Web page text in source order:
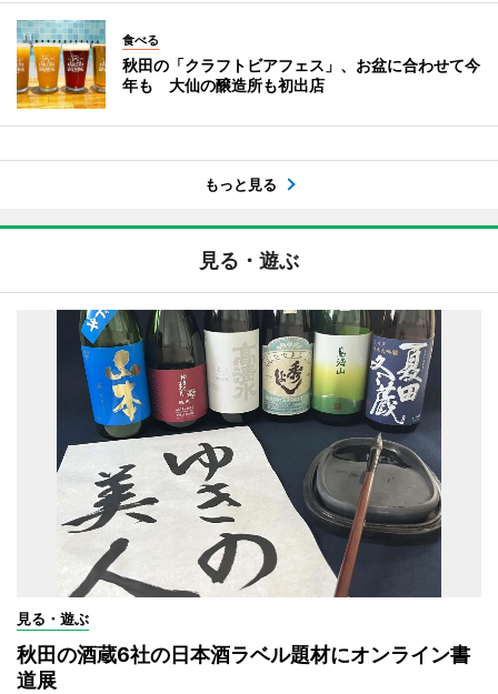
食べる
秋田の「クラフトビアフェス」、お盆に合わせて今
年も 大仙の醸造所も初出店
もっと見る
見る・遊ぶ
見る・遊ぶ
秋田の酒蔵6社の日本酒ラベル題材にオンライン書
道展